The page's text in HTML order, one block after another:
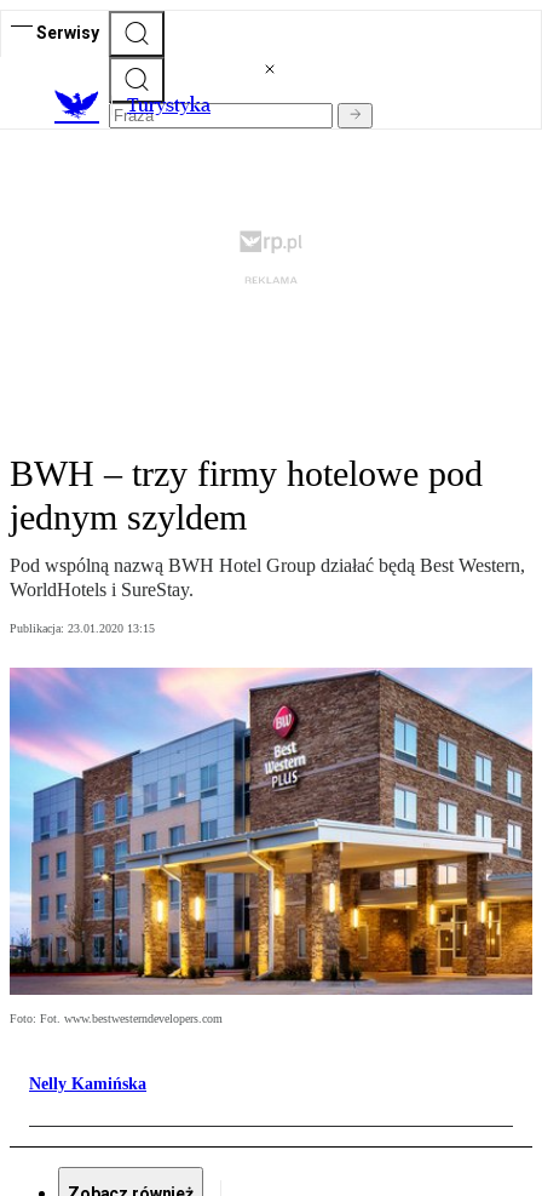
Serwisy
Turystyka
BWH – trzy firmy hotelowe pod
jednym szyldem
Pod wspólną nazwą BWH Hotel Group działać będą Best Western,
WorldHotels i SureStay.
Publikacja: 23.01.2020 13:15
Foto: Fot. www.bestwesterndevelopers.com
Nelly Kamińska